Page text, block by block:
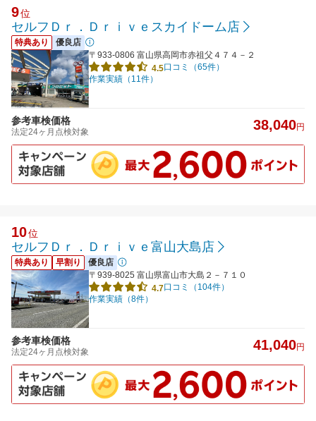
9位
セルフＤｒ．Ｄｒｉｖｅスカイドーム店
特典あり
優良店
〒933-0806 富山県高岡市赤祖父４７４－２
4.5口コミ（65件）
作業実績（11件）
参考車検価格
法定24ヶ月点検対象 38,040円
10位
セルフＤｒ．Ｄｒｉｖｅ富山大島店
特典あり 早割り
優良店
〒939-8025 富山県富山市大島２－７１０
4.7口コミ（104件）
作業実績（8件）
参考車検価格
法定24ヶ月点検対象 41,040円